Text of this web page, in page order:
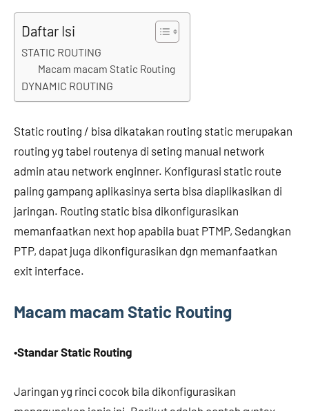
Daftar Isi
STATIC ROUTING
Macam macam Static Routing
DYNAMIC ROUTING
Static routing / bisa dikatakan routing static merupakan
routing yg tabel routenya di seting manual network
admin atau network enginner. Konfigurasi static route
paling gampang aplikasinya serta bisa diaplikasikan di
jaringan. Routing static bisa dikonfigurasikan
memanfaatkan next hop apabila buat PTMP, Sedangkan
PTP, dapat juga dikonfigurasikan dgn memanfaatkan
exit interface.
Macam macam Static Routing
•Standar Static Routing
Jaringan yg rinci cocok bila dikonfigurasikan